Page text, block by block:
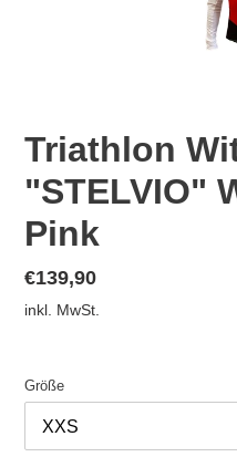
Triathlon
"STELVIO"
Pink
Normaler
Preis
€139,90
inkl. MwSt.
Größe